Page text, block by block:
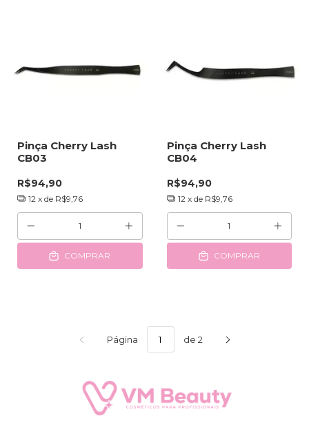
Pinça Cherry Lash
CB03
R$94,90
12 x de R$9,76
COMPRAR
Pinça Cherry Lash
CB04
R$94,90
12 x de R$9,76
COMPRAR
Página de 2